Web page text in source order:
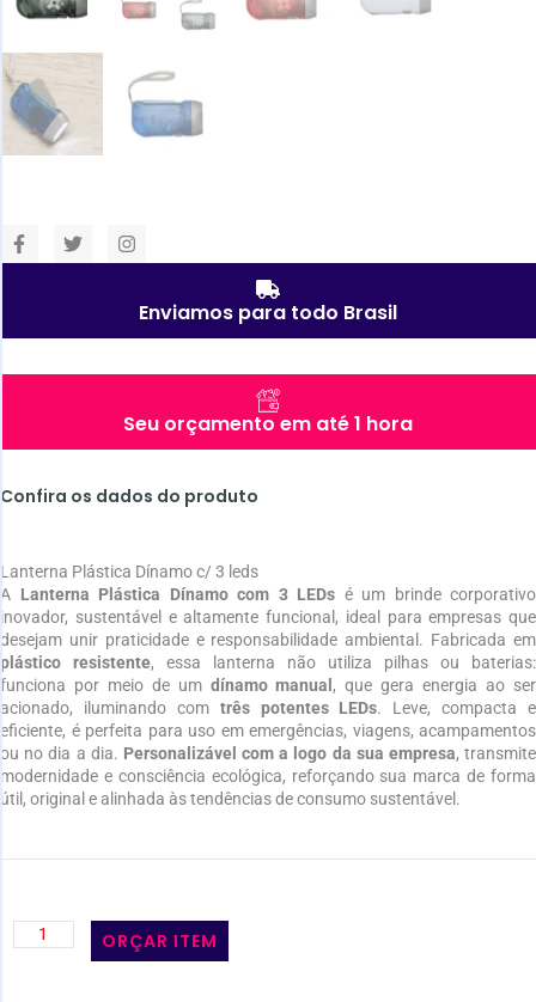
Enviamos para todo Brasil
Seu orçamento em até 1 hora
Confira os dados do produto
Lanterna Plástica Dínamo c/ 3 leds
A Lanterna Plástica Dínamo com 3 LEDs é um brinde corporativo
inovador, sustentável e altamente funcional, ideal para empresas que
desejam unir praticidade e responsabilidade ambiental. Fabricada em
plástico resistente, essa lanterna não utiliza pilhas ou baterias:
funciona por meio de um dínamo manual , que gera energia ao ser
acionado, iluminando com três potentes LEDs. Leve, compacta e
eficiente, é perfeita para uso em emergências, viagens, acampamentos
ou no dia a dia. Personalizável com a logo da sua empresa, transmite
modernidade e consciência ecológica, reforçando sua marca de forma
útil, original e alinhada às tendências de consumo sustentável.
ORÇAR ITEM